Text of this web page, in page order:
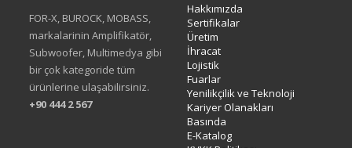
FOR-X, BUROCK, MOBASS,
markalarinin Amplifikatör,
Subwoofer, Multimedya gibi
bir çok kategoride tüm
ürünlerine ulaşabilirsiniz.
+90 444 2 567
Hakkımızda
Sertifikalar
Üretim
İhracat
Lojistik
Fuarlar
Yenilikçilik ve Teknoloji
Kariyer Olanakları
Basında
E-Katalog